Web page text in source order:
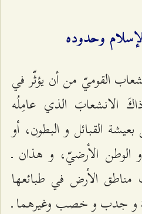
القوميّ من أن يؤثّر في
الانشعابَ الذي عامِلُه
القبائل و البطون، أو
الوطن الأرضيّ، و هذان ـ
مناطق الأرض في طبائعها
و جدب و خصب وغيرهما ـ